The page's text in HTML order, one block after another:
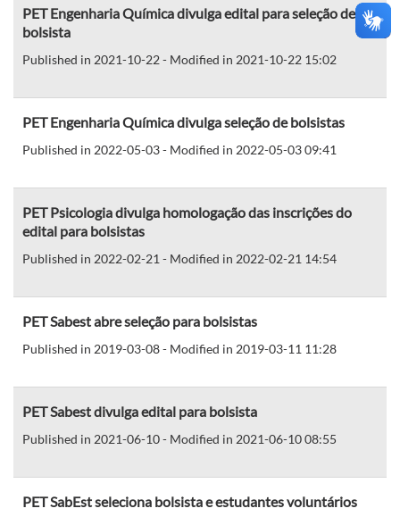
PET Engenharia Química divulga edital para seleção de
bolsista
Published in 2021-10-22 - Modified in 2021-10-22 15:02
PET Engenharia Química divulga seleção de bolsistas
Published in 2022-05-03 - Modified in 2022-05-03 09:41
PET Psicologia divulga homologação das inscrições do
edital para bolsistas
Published in 2022-02-21 - Modified in 2022-02-21 14:54
PET Sabest abre seleção para bolsistas
Published in 2019-03-08 - Modified in 2019-03-11 11:28
PET Sabest divulga edital para bolsista
Published in 2021-06-10 - Modified in 2021-06-10 08:55
PET SabEst seleciona bolsista e estudantes voluntários